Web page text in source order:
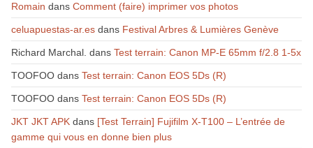
Romain dans Comment (faire) imprimer vos photos
celuapuestas-ar.esdans Festival Arbres & Lumières Genève
Richard Marchal. dans Test terrain: Canon MP-E 65mm f/2.8 1-5x
TOOFOOdans Test terrain: Canon EOS 5Ds (R)
TOOFOOdans Test terrain: Canon EOS 5Ds (R)
JKT JKT APKdans [Test Terrain] Fujifilm X-T100 – L’entrée de
gamme qui vous en donne bien plus